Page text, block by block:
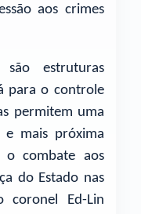
aos crimes
são estruturas
para o controle
permitem uma
e mais próxima
o combate aos
do Estado nas
coronel Ed-Lin